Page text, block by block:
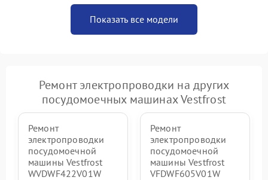
Показать все модели
Ремонт электропроводки на других
посудомоечных машинах Vestfrost
Ремонт
электропроводки
посудомоечной
машины Vestfrost
WVDWF422V01W
Ремонт
электропроводки
посудомоечной
машины Vestfrost
VFDWF605V01W